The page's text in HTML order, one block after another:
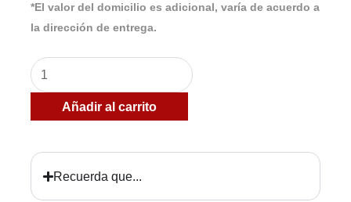
*El valor del domicilio es adicional, varía de acuerdo a
la dirección de entrega.
Caja
de
azul,
Añadir al carrito
Recuerda que...